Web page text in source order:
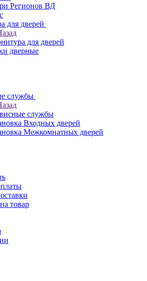
Регионов ВД
для дверей
для дверей
дверные
службы
службы
Входных дверей
Межкомнатных дверей
товар